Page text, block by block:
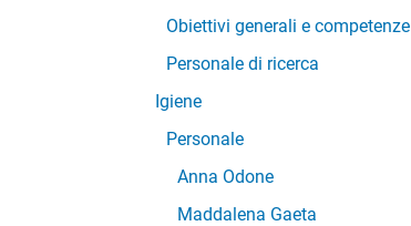
Obiettivi generali e competenze
Personale di ricerca
Igiene
Personale
Anna Odone
Maddalena Gaeta